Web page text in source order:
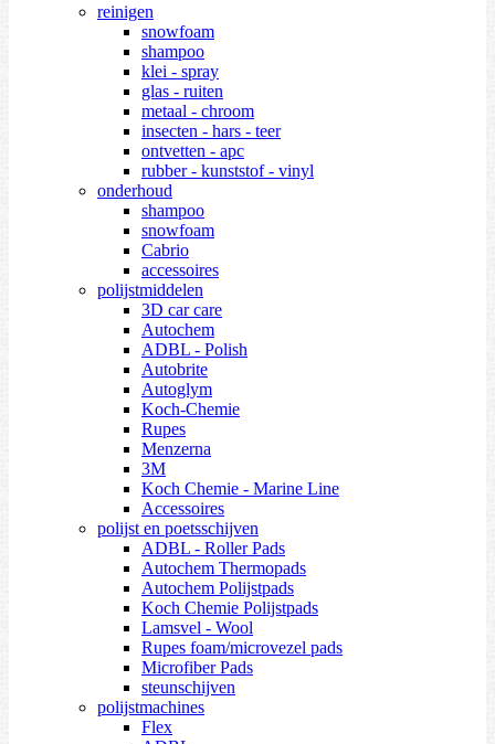
reinigen
snowfoam
shampoo
klei - spray
glas - ruiten
metaal - chroom
insecten - hars - teer
ontvetten - apc
rubber - kunststof - vinyl
onderhoud
shampoo
snowfoam
Cabrio
accessoires
polijstmiddelen
3D car care
Autochem
ADBL - Polish
Autobrite
Autoglym
Koch-Chemie
Rupes
Menzerna
3M
Koch Chemie - Marine Line
Accessoires
polijst en poetsschijven
ADBL - Roller Pads
Autochem Thermopads
Autochem Polijstpads
Koch Chemie Polijstpads
Lamsvel - Wool
Rupes foam/microvezel pads
Microfiber Pads
steunschijven
polijstmachines
Flex